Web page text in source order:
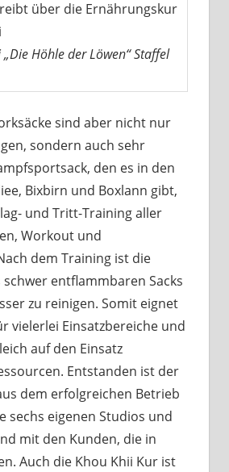
über die Ernährungskur
Höhle der Löwen“ Staffel
sind aber nicht nur
sondern auch sehr
den es in den
Bixbirn und Boxlann gibt,
und Tritt-Training aller
Workout und
dem Training ist die
entflammbaren Sacks
zu reinigen. Somit eignet
vielerlei Einsatzbereiche und
auf den Einsatz
Entstanden ist der
dem erfolgreichen Betrieb
sechs eigenen Studios und
mit den Kunden, die in
Auch die Khou Khii Kur ist